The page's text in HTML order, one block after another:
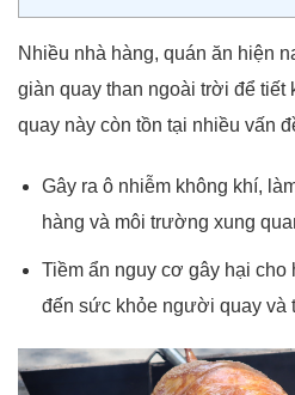
Nhiều nhà hàng, quán ăn hiện
giàn quay than ngoài trời để tiết
quay này còn tồn tại nhiều vấn
Gây ra ô nhiễm không khí,
hàng và môi trường xung
Tiềm ẩn nguy cơ gây hại
đến sức khỏe người quay và